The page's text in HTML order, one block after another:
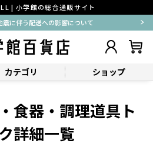
| 小学館の総合通販サイト
震に伴う配送への影響について
カテゴリ ショップ
食器・調理道具ト
詳細一覧